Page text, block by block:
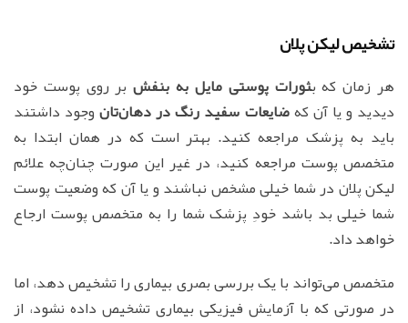
تشخیص لیکن پلان
هر زمان که بثورات پوستی مایل به بنفشبر روی پوست خود
دیدید و یا آن کهضایعات سفید رنگ در دهان‌تانوجود داشتند
باید به پزشک مراجعه کنید. بهتر است که در همان ابتدا به
متخصص پوست مراجعه کنید، در غیر این صورت چنان‌چه علائم
لیکن پلان در شما خیلی مشخص نباشند و یا آن که وضعیت پوست
شما خیلی بد باشد خودِ پزشک شما را به متخصص پوست ارجاع
خواهد داد.
متخصص می‌تواند با یک بررسی بصری بیماری را تشخیص دهد، اما
در صورتی که با آزمایش فیزیکی بیماری تشخیص داده نشود، از